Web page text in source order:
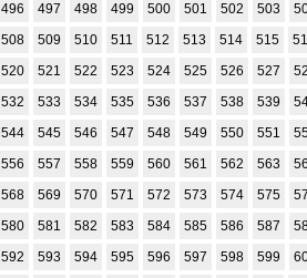
496 497 498 499 500 501 502 503
508 509 510 511 512 513 514 515
520 521 522 523 524 525 526 527
532 533 534 535 536 537 538 539
544 545 546 547 548 549 550 551
556 557 558 559 560 561 562 563
568 569 570 571 572 573 574 575
580 581 582 583 584 585 586 587
592 593 594 595 596 597 598 599